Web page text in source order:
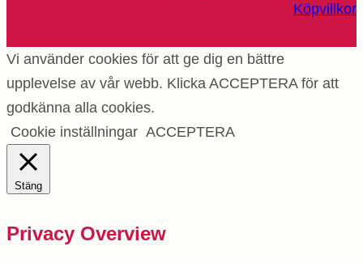
Köpvillkor
Vi använder cookies för att ge dig en bättre
upplevelse av vår webb. Klicka ACCEPTERA för att
godkänna alla cookies.
Cookie inställningar ACCEPTERA
Stäng
Privacy Overview